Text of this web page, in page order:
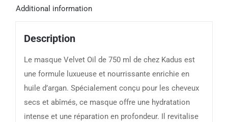
Additional information
Description
Le masque Velvet Oil de 750 ml de chez Kadus est
une formule luxueuse et nourrissante enrichie en
huile d’argan. Spécialement conçu pour les cheveux
secs et abîmés, ce masque offre une hydratation
intense et une réparation en profondeur. Il revitalise